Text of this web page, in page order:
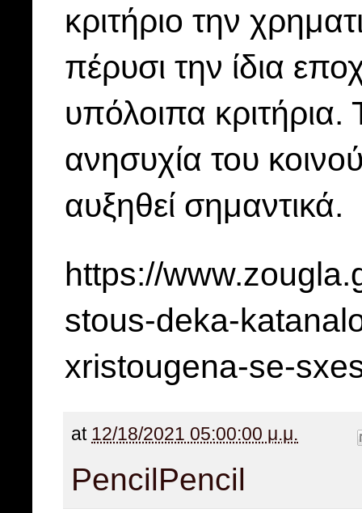
κριτήριο την
πέρυσι την ίδια
υπόλοιπα κριτήρια.
ανησυχία του
αυξηθεί σημαντικά.
https://
stous-deka-
xristougena-se-
at 12/18/2021 05:00:00 μ.μ.
PencilPencil